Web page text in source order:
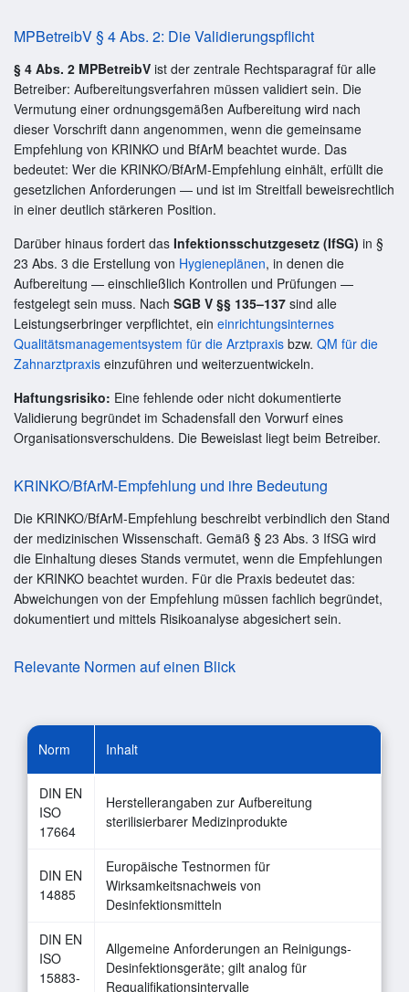
MPBetreibV § 4 Abs. 2: Die Validierungspflicht
§ 4 Abs. 2 MPBetreibV ist der zentrale Rechtsparagraf für alle
Betreiber: Aufbereitungsverfahren müssen validiert sein. Die
Vermutung einer ordnungsgemäßen Aufbereitung wird nach
dieser Vorschrift dann angenommen, wenn die gemeinsame
Empfehlung von KRINKO und BfArM beachtet wurde. Das
bedeutet: Wer die KRINKO/BfArM-Empfehlung einhält, erfüllt die
gesetzlichen Anforderungen — und ist im Streitfall beweisrechtlich
in einer deutlich stärkeren Position.
Darüber hinaus fordert das Infektionsschutzgesetz (IfSG) in §
23 Abs. 3 die Erstellung von Hygieneplänen, in denen die
Aufbereitung — einschließlich Kontrollen und Prüfungen —
festgelegt sein muss. Nach SGB V §§ 135–137 sind alle
Leistungserbringer verpflichtet, ein einrichtungsinternes
Qualitätsmanagementsystem für die Arztpraxis bzw. QM für die
Zahnarztpraxis einzuführen und weiterzuentwickeln.
Haftungsrisiko: Eine fehlende oder nicht dokumentierte
Validierung begründet im Schadensfall den Vorwurf eines
Organisationsverschuldens. Die Beweislast liegt beim Betreiber.
KRINKO/BfArM-Empfehlung und ihre Bedeutung
Die KRINKO/BfArM-Empfehlung beschreibt verbindlich den Stand
der medizinischen Wissenschaft. Gemäß § 23 Abs. 3 IfSG wird
die Einhaltung dieses Stands vermutet, wenn die Empfehlungen
der KRINKO beachtet wurden. Für die Praxis bedeutet das:
Abweichungen von der Empfehlung müssen fachlich begründet,
dokumentiert und mittels Risikoanalyse abgesichert sein.
Relevante Normen auf einen Blick
Norm Inhalt
DIN EN
ISO
17664
Herstellerangaben zur Aufbereitung
sterilisierbarer Medizinprodukte
DIN EN
14885
Europäische Testnormen für
Wirksamkeitsnachweis von
Desinfektionsmitteln
DIN EN
ISO
15883-
Allgemeine Anforderungen an Reinigungs-
Desinfektionsgeräte; gilt analog für
Requalifikationsintervalle